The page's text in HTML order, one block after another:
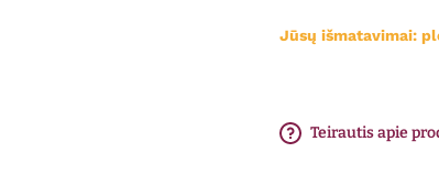
Jūsų išmatavimai:
Teirautis apie